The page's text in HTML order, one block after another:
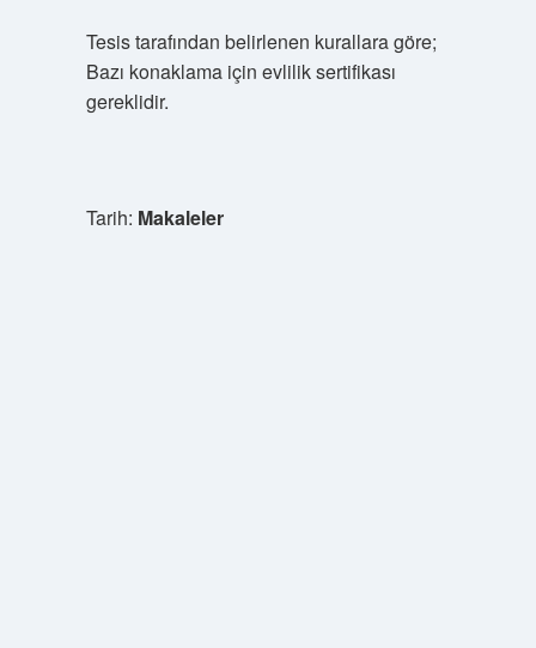
Tesis tarafından belirlenen kurallara göre;
Bazı konaklama için evlilik sertifikası
gereklidir.
Tarih: Makaleler